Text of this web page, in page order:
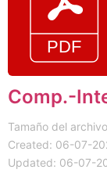
Comp.-
Tamaño del
Created: 06-07-
Updated: 06-07-